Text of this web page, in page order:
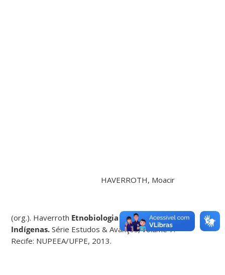
HAVERROTH, Moacir
(org.). Haverroth Etnobiologia e Saúde de Povos
Indígenas.Série Estudos & Avanços, volume 7.
Recife: NUPEEA/UFPE, 2013.